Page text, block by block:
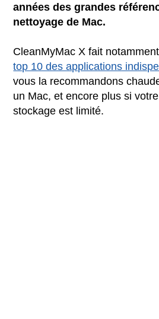
années des grandes
nettoyage de Mac.
CleanMyMac X fait
top 10 des applications
vous la recommandons
un Mac, et encore plus si
stockage est limité.